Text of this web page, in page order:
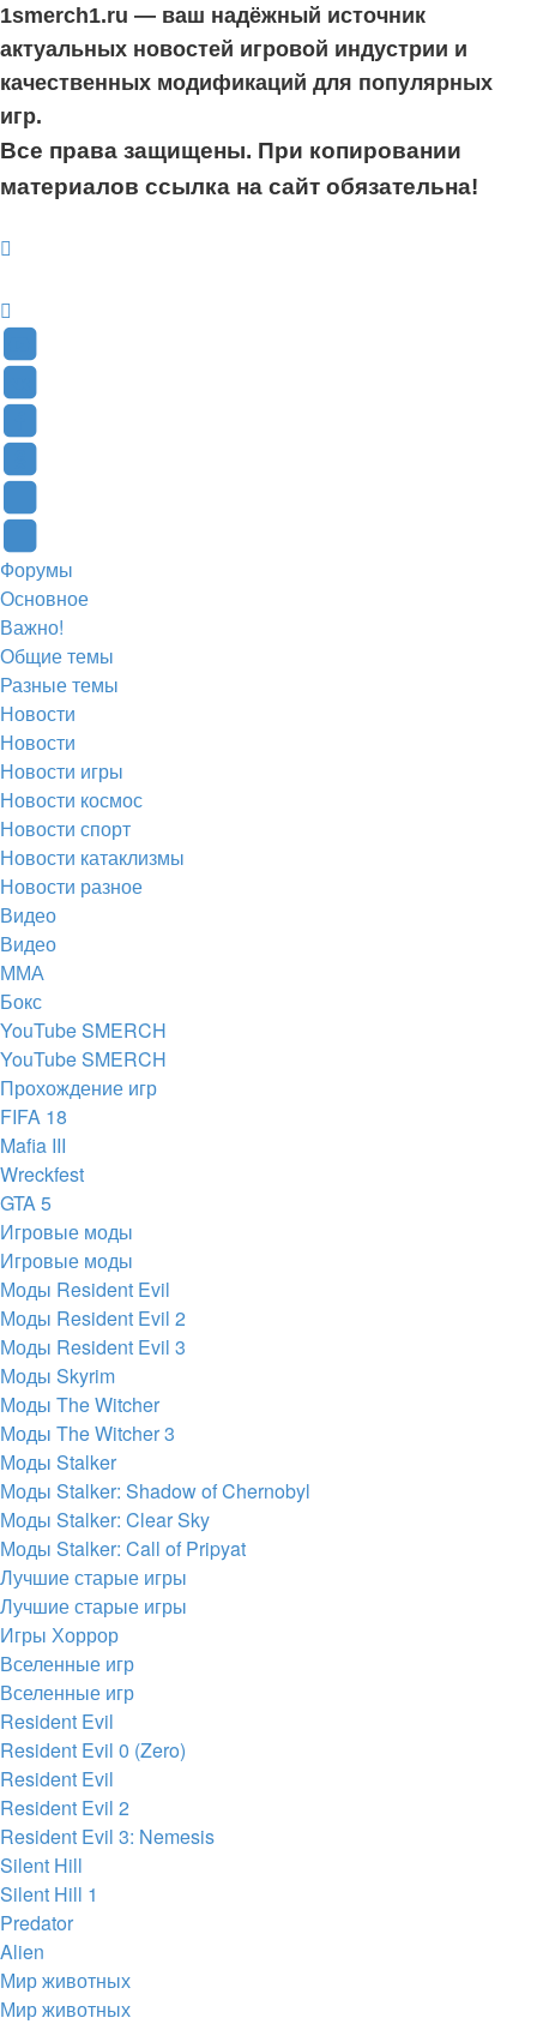
1smerch1.ru — ваш надёжный источник
актуальных новостей игровой индустрии и
качественных модификаций для популярных
игр.
Все права защищены. При копировании
материалов ссылка на сайт обязательна!
вкладке)
вкладке)
новой
вкладке)
в
новой
вкладке)
(Откроется
в
новой
вкладке)
Форумы
Основное
Важно!
Общие темы
Разные темы
Новости
Новости
Новости игры
Новости космос
Новости спорт
Новости катаклизмы
Новости разное
Видео
Видео
ММА
Бокс
YouTube SMERCH
YouTube SMERCH
Прохождение игр
FIFA 18
Mafia III
Wreckfest
GTA 5
Игровые моды
Игровые моды
Моды Resident Evil
Моды Resident Evil 2
Моды Resident Evil 3
Моды Skyrim
Моды The Witcher
Моды The Witcher 3
Моды Stalker
Моды Stalker: Shadow of Chernobyl
Моды Stalker: Clear Sky
Моды Stalker: Call of Pripyat
Лучшие старые игры
Лучшие старые игры
Игры Хоррор
Вселенные игр
Вселенные игр
Resident Evil
Resident Evil 0 (Zero)
Resident Evil
Resident Evil 2
Resident Evil 3: Nemesis
Silent Hill
Silent Hill 1
Predator
Alien
Мир животных
Мир животных